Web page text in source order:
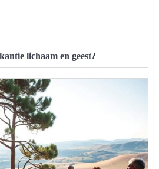
lichaam en geest?